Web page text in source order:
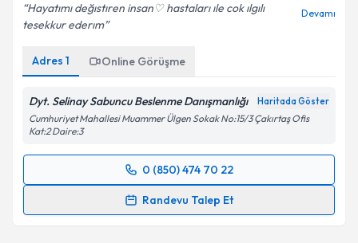
Hayatımı değıstıren insan♡ hastaları ıle cok ılgılı
tesekkur ederım
Devamı
Adres 1 Online Görüşme
Dyt. Selinay Sabuncu Beslenme Danışmanlığı Haritada Göster
Cumhuriyet Mahallesi Muammer Ülgen Sokak No:15/3 Çakırtaş Ofis
Kat:2 Daire:3
0 (850) 474 70 22
Randevu Talep Et
Randevu Takvimi Talebi